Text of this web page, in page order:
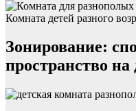
Комната детей разного
Зонирование:
пространство на